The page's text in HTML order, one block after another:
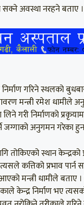
सक्ने अवस्था नरहने बताए ।
गरिने स्थलको
मन्त्री रमेश धामीले
लिने गरी निर्माणको
जग्गाको अनुगमन गरेका
तोकिएको स्थान केन्द्रको
कत्तिको प्रभाव पार्न
मन्त्री धामीले बताए
केन्द्र निर्माण भए